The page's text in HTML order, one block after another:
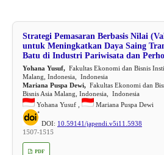
Strategi Pemasaran Berbasis Nilai
untuk Meningkatkan Daya Saing
Batu di Industri Pariwisata dan
Yohana Yusuf,Fakultas Ekonomi dan Bisnis
Malang, Indonesia, Indonesia
Mariana Puspa Dewi,Fakultas Ekonomi dan
Bisnis Asia Malang, Indonesia, Indonesia
Yohana Yusuf ,
Mariana Puspa Dewi
DOI: 10.59141/japendi.v5i11.5938
1507-1515
PDF